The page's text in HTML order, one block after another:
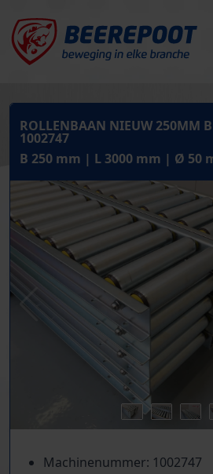
ROLLENBAAN NIEUW 250MM
1002747
B 250 mm | L 3000 mm | Ø 50
Machinenummer: 1002747